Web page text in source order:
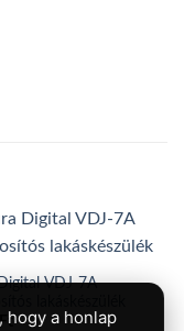
VDJ-7A
hogy a honlap